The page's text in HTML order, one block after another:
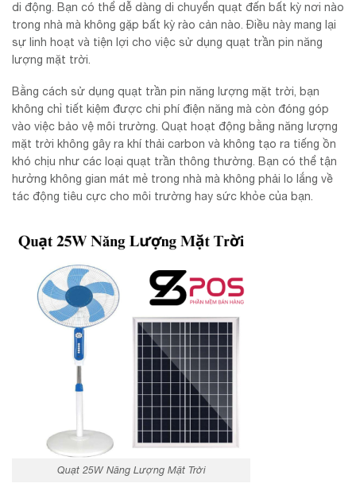
di động. Bạn có thể dễ dàng di chuyển quạt đến bất kỳ nơi nào
trong nhà mà không gặp bất kỳ rào cản nào. Điều này mang lại
sự linh hoạt và tiện lợi cho việc sử dụng quạt trần pin năng
lượng mặt trời.
Bằng cách sử dụng quạt trần pin năng lượng mặt trời, bạn
không chỉ tiết kiệm được chi phí điện năng mà còn đóng góp
vào việc bảo vệ môi trường. Quạt hoạt động bằng năng lượng
mặt trời không gây ra khí thải carbon và không tạo ra tiếng ồn
khó chịu như các loại quạt trần thông thường. Bạn có thể tận
hưởng không gian mát mẻ trong nhà mà không phải lo lắng về
tác động tiêu cực cho môi trường hay sức khỏe của bạn.
Quạt 25W Năng Lượng Mặt Trời